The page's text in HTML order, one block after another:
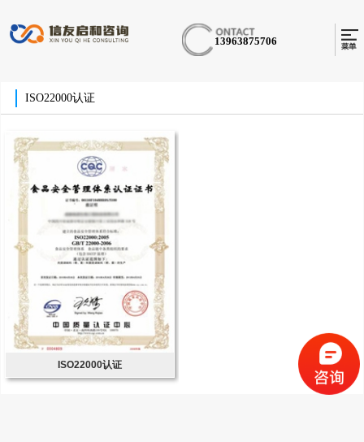
13963875706
ISO22000认证
ISO22000认证